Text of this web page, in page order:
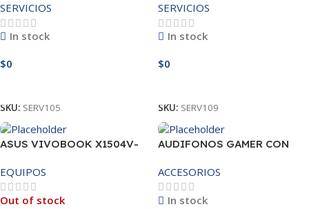
SERVICIOS
In stock
$0
SKU: SERV105
SERVICIOS
In stock
$0
SKU: SERV109
ASUS VIVOBOOK X1504V-
FHD 15.6, QUIET BLUE
LICENCIA WINDOWS 11
PROFESIONAL
EQUIPOS
Out of stock
AUDIFONOS GAMER CON
ACCESORIOS
In stock